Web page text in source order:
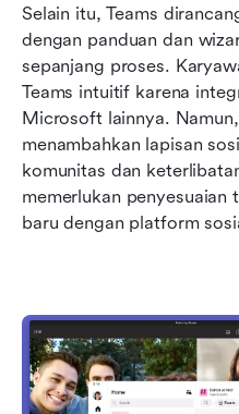
Selain itu, Teams
dengan panduan dan
sepanjang proses.
Teams intuitif karena
Microsoft lainnya.
menambahkan lapisan
komunitas dan
memerlukan penyesuaian
baru dengan platform